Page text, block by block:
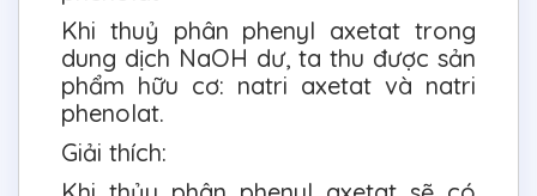
Khi thuỷ phân phenyl axetat trong
dung dịch NaOH dư, ta thu được sản
phẩm hữu cơ: natri axetat và natri
phenolat.
Giải thích: